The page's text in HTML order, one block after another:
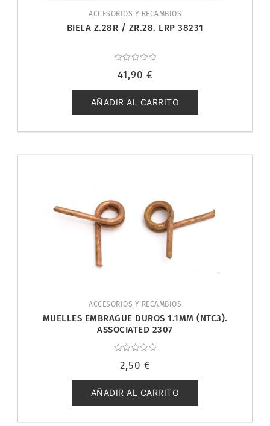
ACCESORIOS Y RECAMBIOS
BIELA Z.28R / ZR.28. LRP 38231
con
de
5
41,90 €
AÑADIR AL CARRITO
ACCESORIOS Y RECAMBIOS
MUELLES EMBRAGUE DUROS 1.1MM (NTC3).
ASSOCIATED 2307
con
de
5
2,50 €
AÑADIR AL CARRITO